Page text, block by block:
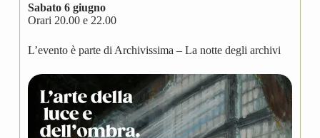
Sabato 6 giugno
Orari 20.00 e 22.00
L’evento è parte di Archivissima – La notte degli archivi